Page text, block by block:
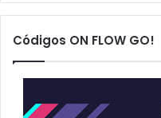
Códigos ON FLOW GO!